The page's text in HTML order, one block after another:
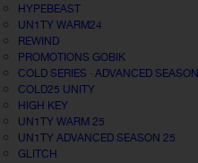
HYPEBEAST
UN1TY WARM24
REWIND
PROMOTIONS GOBIK
COLD SERIES · ADVANCED SEASON
COLD25 UNITY
HIGH KEY
UN1TY WARM 25
UN1TY ADVANCED SEASON 25
GLITCH